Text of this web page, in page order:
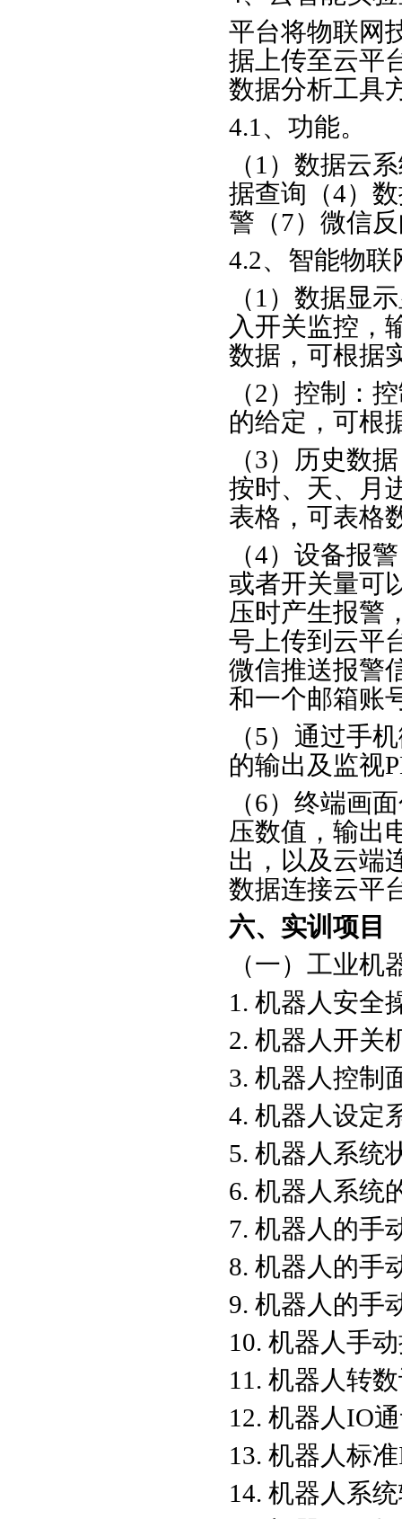
平台将物联网
据上传至云平
数据分析工具
4.1、功能。
（1）数据云
据查询（4）
警（7）微信
4.2、智能物
（1）数据显
入开关监控，
数据，可根据
（2）控制：
的给定，可根
（3）历史数
按时、天、月
表格，可表格
（4）设备报
或者开关量可
压时产生报警
号上传到云平
微信推送报警
和一个邮箱账
（5）通过手
的输出及监视
（6）终端画
压数值，输出
出，以及云端
数据连接云平
六、实训项目
（一）工业机
1. 机器人安全
2. 机器人开关
3. 机器人控制
4. 机器人设定
5. 机器人系统
6. 机器人系统
7. 机器人的
8. 机器人的
9. 机器人的
10. 机器人手
11. 机器人转
12. 机器人IO
13. 机器人标
14. 机器人系